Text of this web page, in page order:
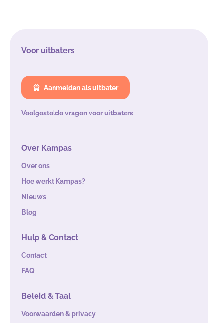
Voor uitbaters
Aanmelden als uitbater
Veelgestelde vragen voor uitbaters
Over Kampas
Over ons
Hoe werkt Kampas?
Nieuws
Blog
Hulp & Contact
Contact
FAQ
Beleid & Taal
Voorwaarden & privacy